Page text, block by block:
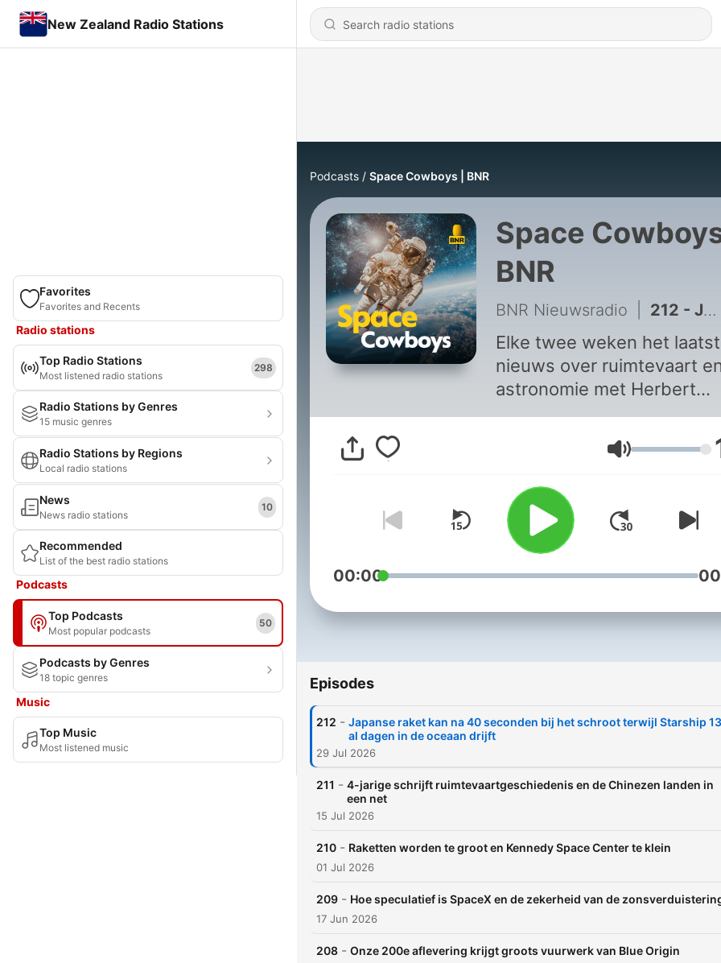
New Zealand Radio Stations
Favorites
Favorites and Recents
Radio stations
Top Radio Stations
Most listened radio stations
298
Radio Stations by Genres
15 music genres
Radio Stations by Regions
Local radio stations
News
News radio stations
10
Recommended
List of the best radio stations
Podcasts
Top Podcasts
Most popular podcasts
50
Podcasts by Genres
18 topic genres
Music
Top Music
Most listened music
Podcasts Space Cowboys | BNR
Space
BNR
BNR Nieuwsradio 212 - Japanse raket kan na 40 seconden bij het schroot terwijl Starship 13 al dagen in de oceaan drijft
Elke twee weken het
nieuws over ruimtevaart
astronomie met Herbert
Blankesteijn, Luc van den
Abeelen, Thijs Roes, Erik
en Michel van Baal.
Volume
00:00
Episodes
212 - Japanse raket kan na 40 seconden bij het schroot terwijl Starship 13
al dagen in de oceaan drijft
29 Jul 2026
211 - 4-jarige schrijft ruimtevaartgeschiedenis en de Chinezen landen in
een net
15 Jul 2026
210 - Raketten worden te groot en Kennedy Space Center te klein
01 Jul 2026
209 - Hoe speculatief is SpaceX en de zekerheid van de
17 Jun 2026
208 - Onze 200e aflevering krijgt groots vuurwerk van Blue Origin